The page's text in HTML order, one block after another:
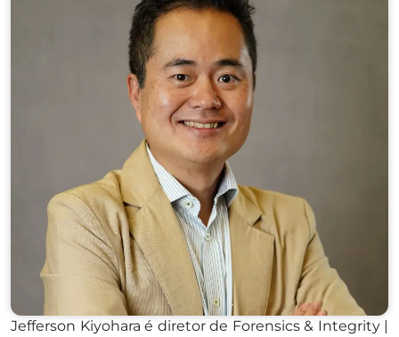
Jefferson Kiyohara é diretor de Forensics & Integrity |